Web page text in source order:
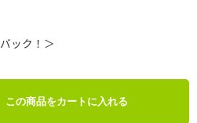
ック！＞
この商品をカートに入れる